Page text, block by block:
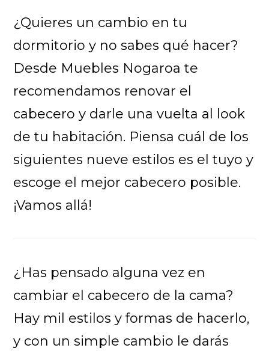
¿Quieres un cambio en tu
dormitorio y no sabes qué hacer?
Desde Muebles Nogaroa te
recomendamos renovar el
cabecero y darle una vuelta al look
de tu habitación. Piensa cuál de los
siguientes nueve estilos es el tuyo y
escoge el mejor cabecero posible.
¡Vamos allá!
¿Has pensado alguna vez en
cambiar el cabecero de la cama?
Hay mil estilos y formas de hacerlo,
y con un simple cambio le darás